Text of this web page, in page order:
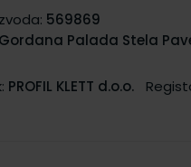
569869
Gordana Palada Stela
PROFIL KLETT d.o.o.